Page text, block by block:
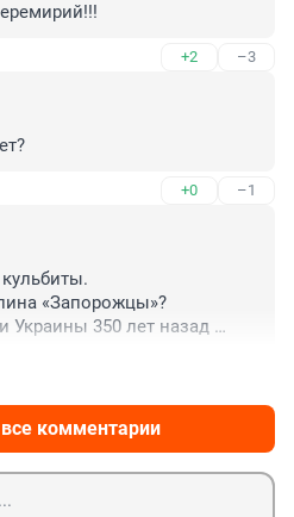
+2 –3
+0 –1
«Запорожцы»?
Украины 350 лет назад
комментарии